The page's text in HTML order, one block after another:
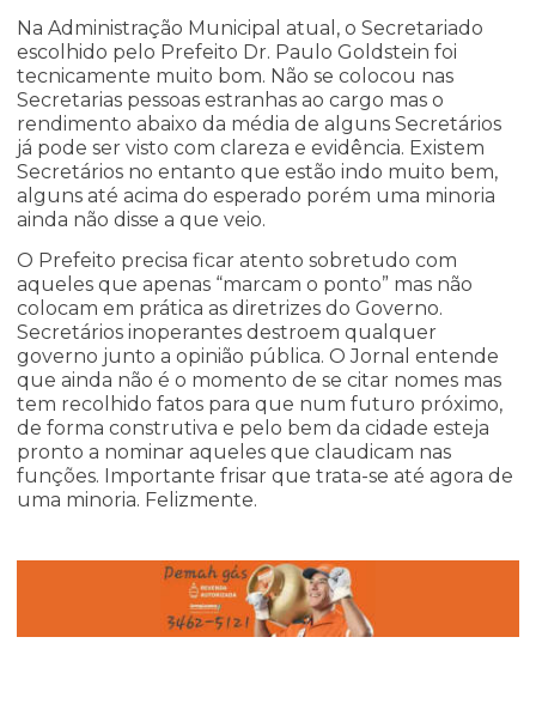
Na Administração Municipal atual, o Secretariado
escolhido pelo Prefeito Dr. Paulo Goldstein foi
tecnicamente muito bom. Não se colocou nas
Secretarias pessoas estranhas ao cargo mas o
rendimento abaixo da média de alguns Secretários
já pode ser visto com clareza e evidência. Existem
Secretários no entanto que estão indo muito bem,
alguns até acima do esperado porém uma minoria
ainda não disse a que veio.
O Prefeito precisa ficar atento sobretudo com
aqueles que apenas “marcam o ponto” mas não
colocam em prática as diretrizes do Governo.
Secretários inoperantes destroem qualquer
governo junto a opinião pública. O Jornal entende
que ainda não é o momento de se citar nomes mas
tem recolhido fatos para que num futuro próximo,
de forma construtiva e pelo bem da cidade esteja
pronto a nominar aqueles que claudicam nas
funções. Importante frisar que trata-se até agora de
uma minoria. Felizmente.